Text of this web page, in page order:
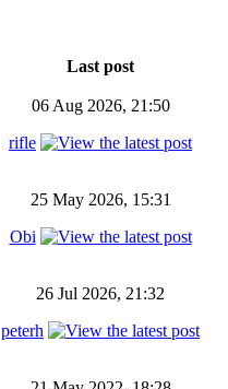
Last post
06 Aug 2026, 21:50
rifle
25 May 2026, 15:31
Obi
26 Jul 2026, 21:32
peterh